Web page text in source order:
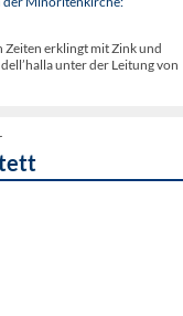
erklingt mit Zink und
unter der Leitung von